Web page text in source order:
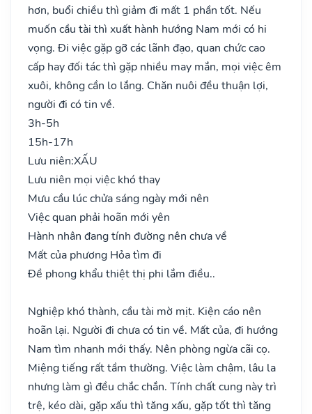
hơn, buổi chiều thì giảm đi mất 1 phần tốt. Nếu
muốn cầu tài thì xuất hành hướng Nam mới có hi
vọng. Đi việc gặp gỡ các lãnh đạo, quan chức cao
cấp hay đối tác thì gặp nhiều may mắn, mọi việc êm
xuôi, không cần lo lắng. Chăn nuôi đều thuận lợi,
người đi có tin về.
3h-5h
15h-17h
Lưu niên:XẤU
Lưu niên mọi việc khó thay
Mưu cầu lúc chửa sáng ngày mới nên
Việc quan phải hoãn mới yên
Hành nhân đang tính đường nên chưa về
Mất của phương Hỏa tìm đi
Đề phong khẩu thiệt thị phi lắm điều..
Nghiệp khó thành, cầu tài mờ mịt. Kiện cáo nên
hoãn lại. Người đi chưa có tin về. Mất của, đi hướng
Nam tìm nhanh mới thấy. Nên phòng ngừa cãi cọ.
Miệng tiếng rất tầm thường. Việc làm chậm, lâu la
nhưng làm gì đều chắc chắn. Tính chất cung này trì
trệ, kéo dài, gặp xấu thì tăng xấu, gặp tốt thì tăng